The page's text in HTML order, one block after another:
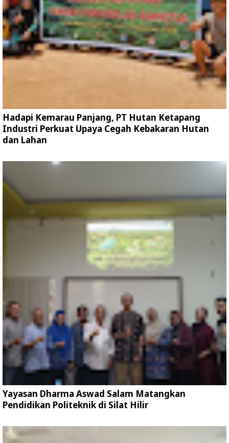
Hadapi Kemarau Panjang, PT Hutan Ketapang
Industri Perkuat Upaya Cegah Kebakaran Hutan
dan Lahan
Yayasan Dharma Aswad Salam Matangkan
Pendidikan Politeknik di Silat Hilir